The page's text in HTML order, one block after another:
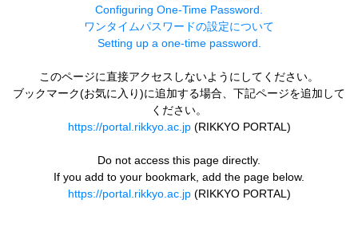
Configuring One-Time Password.
ワンタイムパスワードの設定について
Setting up a one-time password.
このページに直接アクセスしないようにしてください。
ブックマーク(お気に入り)に追加する場合、下記ページを追加して
ください。
https://portal.rikkyo.ac.jp(RIKKYO PORTAL)
Do not access this page directly.
If you add to your bookmark, add the page below.
https://portal.rikkyo.ac.jp(RIKKYO PORTAL)